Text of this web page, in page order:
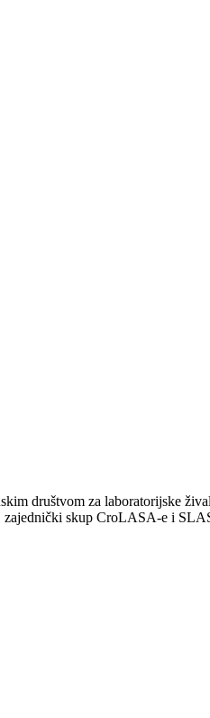
društvom za laboratorijske
skup CroLASA-e i